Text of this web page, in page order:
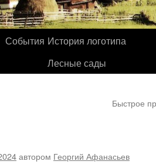
События История логотипа
Лесные сады
Быстрое
автором Георгий Афанасьев